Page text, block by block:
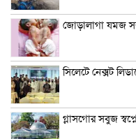
জোড়ালাগা যমজ
সিলেটে নেক্সট
গ্লাসগোর সবুজ